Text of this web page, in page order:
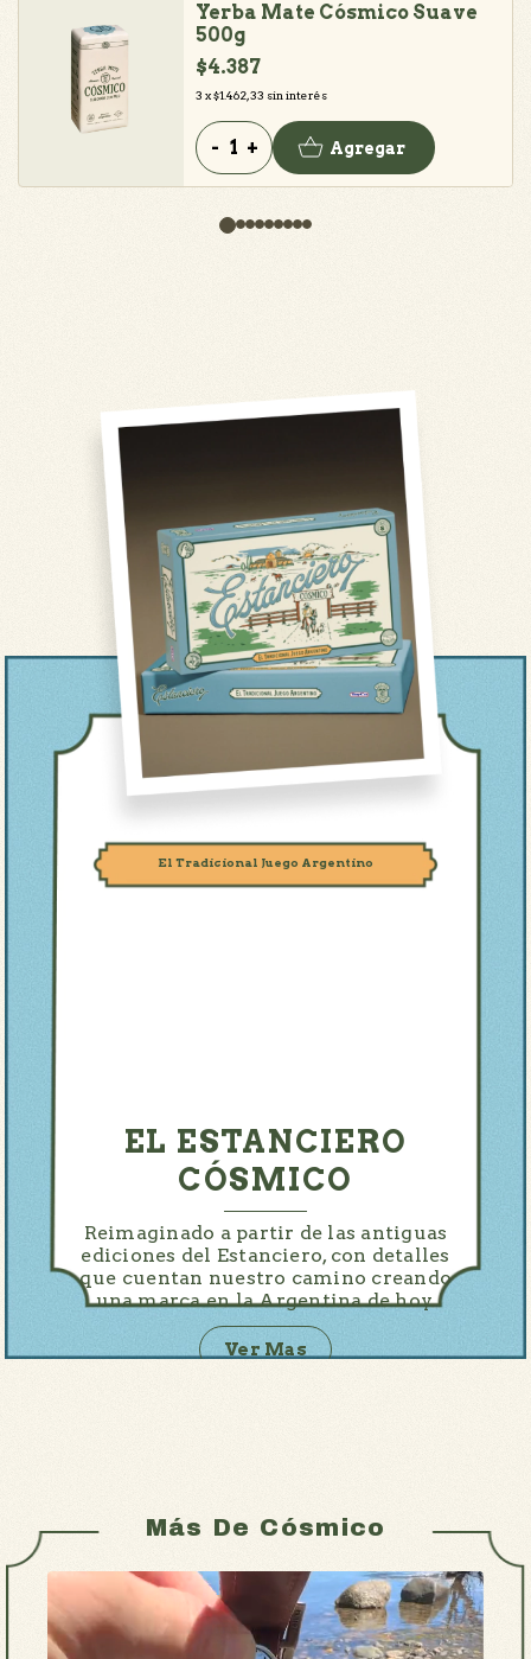
Yerba Mate Cósmico Suave
500g
$4.387
3 x$1.462,33 sin interés
- + Agregar
El Tradicional Juego Argentino
EL ESTANCIERO
CÓSMICO
Reimaginado a partir de las antiguas
ediciones del Estanciero, con detalles
que cuentan nuestro camino creando
una marca en la Argentina de hoy.
Ver Mas
Más De Cósmico